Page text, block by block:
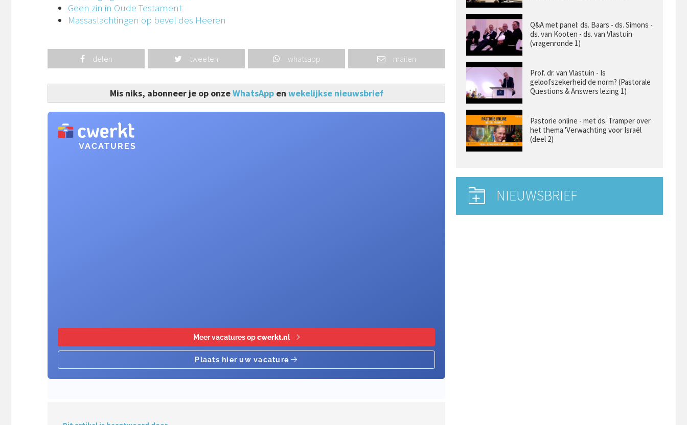
Geen zin in Oude Testament
Massaslachtingen op bevel des Heeren
delen tweeten whatsapp mailen
Mis niks, abonneer je op onzeWhatsAppen wekelijkse nieuwsbrief
Q&A met panel: ds. Baars - ds. Simons -
ds. van Kooten - ds. van Vlastuin
(vragenronde 1)
Prof. dr. van Vlastuin - Is
geloofszekerheid de norm? (Pastorale
Questions & Answers lezing 1)
Pastorie online - met ds. Tramper over
het thema 'Verwachting voor Israël
(deel 2)
NIEUWSBRIEF